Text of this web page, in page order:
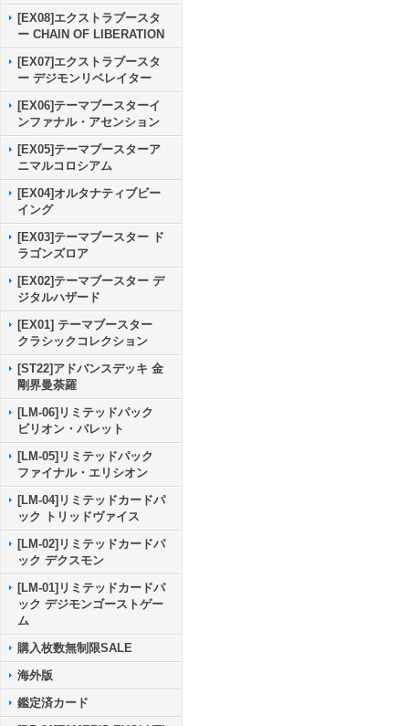
[EX08]エクストラブースタ
ー CHAIN OF LIBERATION
[EX07]エクストラブースタ
ー デジモンリベレイター
[EX06]テーマブースターイ
ンファナル・アセンション
[EX05]テーマブースターア
ニマルコロシアム
[EX04]オルタナティブビー
イング
[EX03]テーマブースター ド
ラゴンズロア
[EX02]テーマブースター デ
ジタルハザード
[EX01] テーマブースター
クラシックコレクション
[ST22]アドバンスデッキ 金
剛界曼荼羅
[LM-06]リミテッドパック
ビリオン・バレット
[LM-05]リミテッドパック
ファイナル・エリシオン
[LM-04]リミテッドカードパ
ック トリッドヴァイス
[LM-02]リミテッドカードパ
ック デクスモン
[LM-01]リミテッドカードパ
ック デジモンゴーストゲー
ム
購入枚数無制限SALE
海外版
鑑定済カード